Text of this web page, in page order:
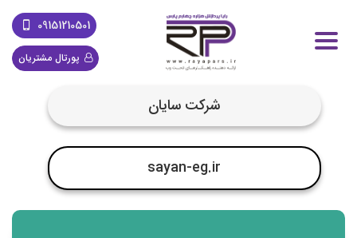
09151210501
پورتال مشتریان
شرکت سایان
sayan-eg.ir